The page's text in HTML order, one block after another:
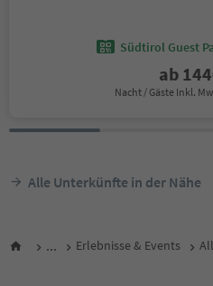
Südtirol Guest
ab 144
Nacht / Gäste Inkl.
Alle Unterkünfte in der Nähe
... Erlebnisse & Events